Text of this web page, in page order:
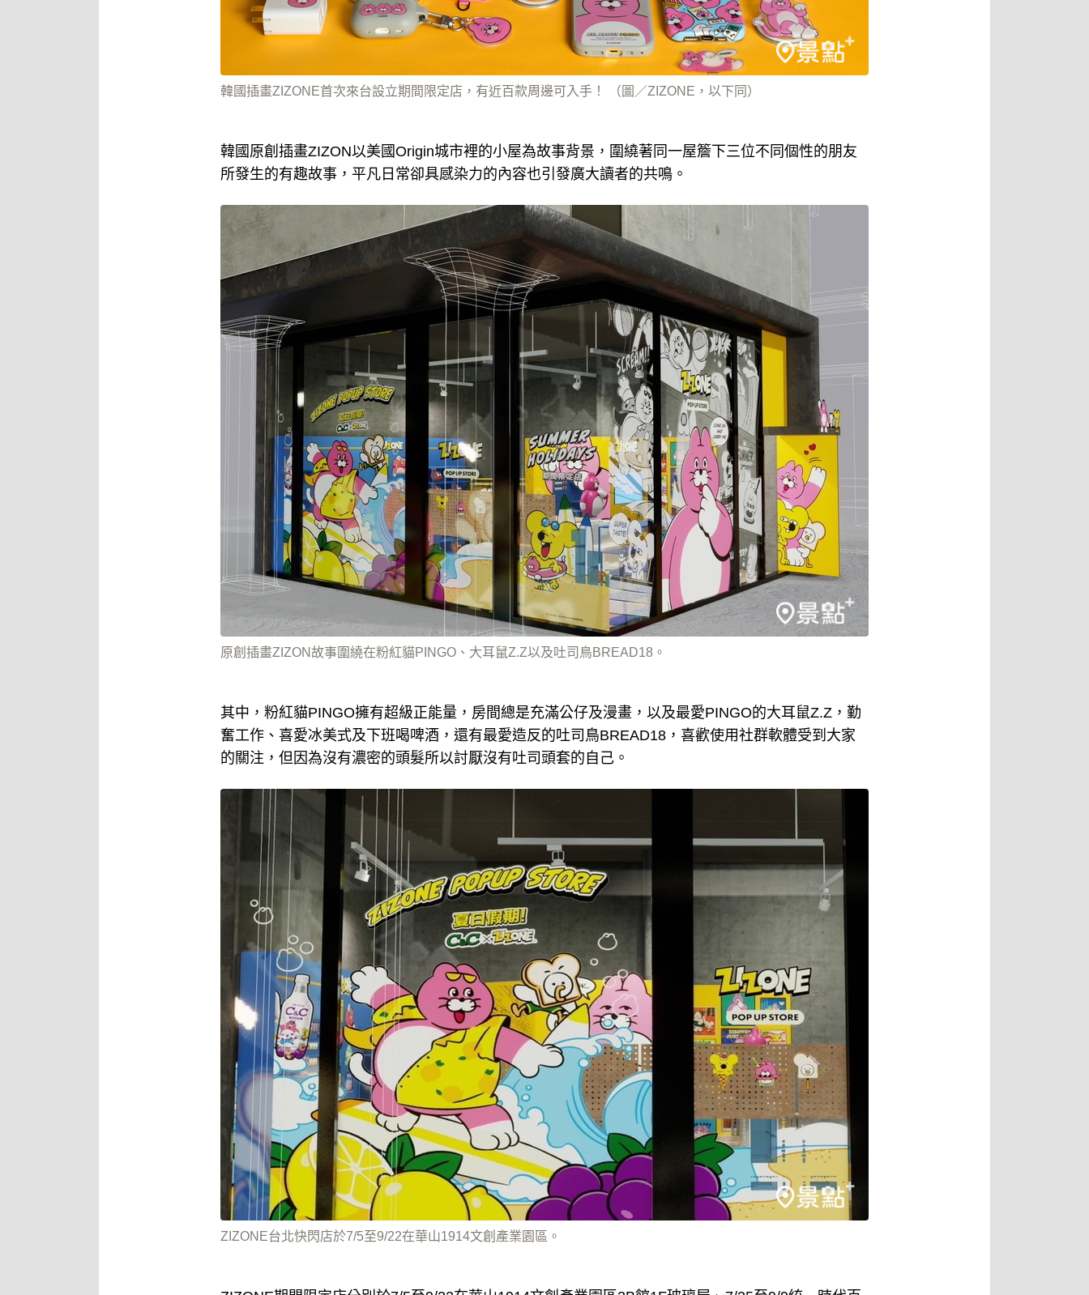
韓國插畫ZIZONE首次來台設立期間限定店，有近百款周邊可入手！ （圖／ZIZONE，以下同）
韓國原創插畫ZIZON以美國Origin城市裡的小屋為故事背景，圍繞著同一屋簷下三位不同個性的朋友
所發生的有趣故事，平凡日常卻具感染力的內容也引發廣大讀者的共鳴。
原創插畫ZIZON故事圍繞在粉紅貓PINGO、大耳鼠Z.Z以及吐司鳥BREAD18。
其中，粉紅貓PINGO擁有超級正能量，房間總是充滿公仔及漫畫，以及最愛PINGO的大耳鼠Z.Z，勤
奮工作、喜愛冰美式及下班喝啤酒，還有最愛造反的吐司鳥BREAD18，喜歡使用社群軟體受到大家
的關注，但因為沒有濃密的頭髮所以討厭沒有吐司頭套的自己。
ZIZONE台北快閃店於7/5至9/22在華山1914文創產業園區。